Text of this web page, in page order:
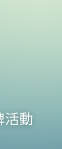
活動